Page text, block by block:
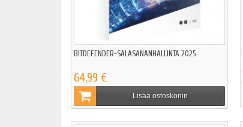
BITDEFENDER-SALASANANHALLINTA 2025
64,99 €
Lisää ostoskoriin